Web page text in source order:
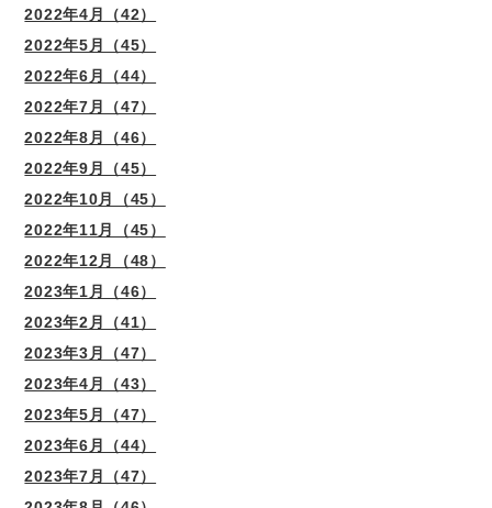
2022年4月（42）
2022年5月（45）
2022年6月（44）
2022年7月（47）
2022年8月（46）
2022年9月（45）
2022年10月（45）
2022年11月（45）
2022年12月（48）
2023年1月（46）
2023年2月（41）
2023年3月（47）
2023年4月（43）
2023年5月（47）
2023年6月（44）
2023年7月（47）